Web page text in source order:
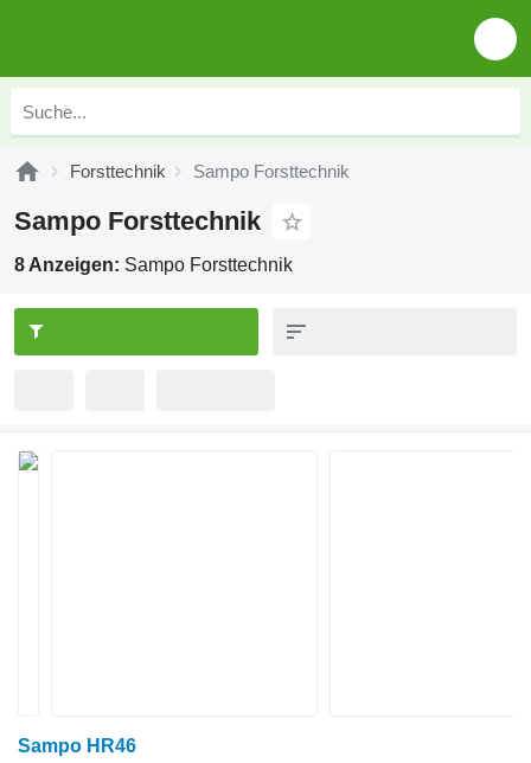
Forsttechnik Sampo Forsttechnik
Sampo Forsttechnik
8 Anzeigen: Sampo Forsttechnik
Sampo HR46